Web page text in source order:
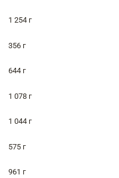
1 254 г
356 г
644 г
1 078 г
1 044 г
575 г
961 г